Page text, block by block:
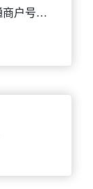
手机端开通注册微信支付普通商户号教程